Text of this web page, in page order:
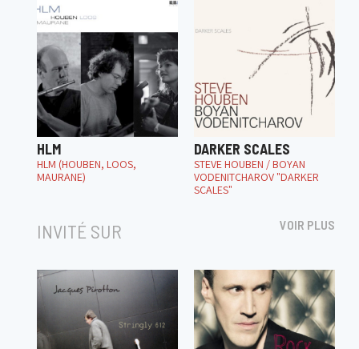
HLM
HLM (HOUBEN, LOOS,
MAURANE)
DARKER SCALES
STEVE HOUBEN / BOYAN
VODENITCHAROV "DARKER
SCALES"
INVITÉ SUR VOIR PLUS